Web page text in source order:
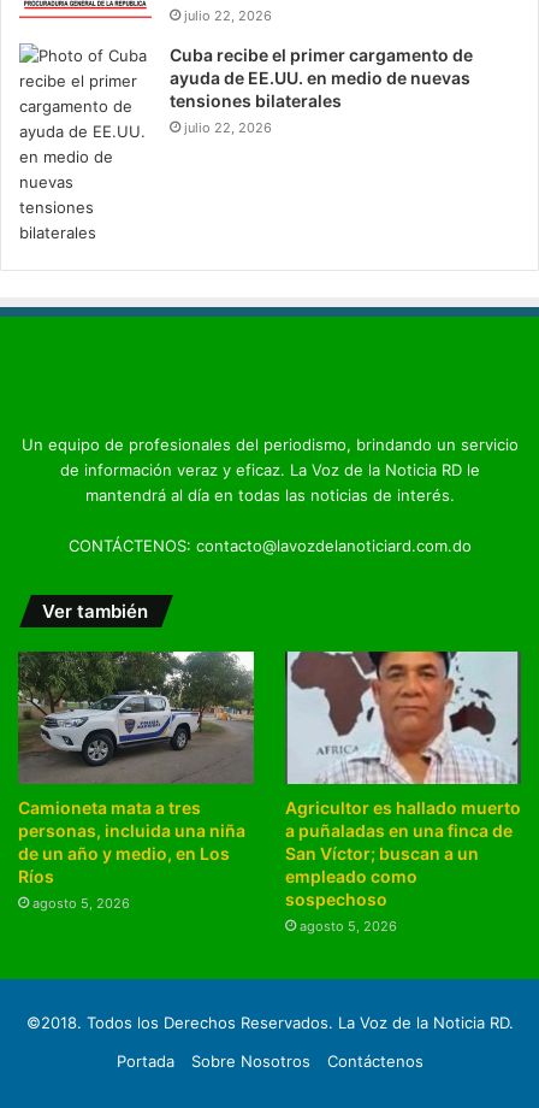
julio 22, 2026
Cuba recibe el primer cargamento de
ayuda de EE.UU. en medio de nuevas
tensiones bilaterales
julio 22, 2026
Un equipo de profesionales del periodismo, brindando un servicio
de información veraz y eficaz. La Voz de la Noticia RD le
mantendrá al día en todas las noticias de interés.
CONTÁCTENOS: contacto@lavozdelanoticiard.com.do
Ver también
Camioneta mata a tres
personas, incluida una niña
de un año y medio, en Los
Ríos
agosto 5, 2026
Agricultor es hallado muerto
a puñaladas en una finca de
San Víctor; buscan a un
empleado como
sospechoso
agosto 5, 2026
©2018. Todos los Derechos Reservados. La Voz de la Noticia RD.
Portada
Sobre Nosotros Contáctenos